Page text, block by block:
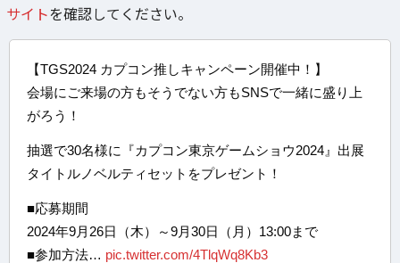
サイトを確認してください。
【TGS2024 カプコン推しキャンペーン開催中！】
会場にご来場の方もそうでない方もSNSで一緒に盛り上
がろう！
抽選で30名様に『カプコン東京ゲームショウ2024』出展
タイトルノベルティセットをプレゼント！
■応募期間
2024年9月26日（木）～9月30日（月）13:00まで
■参加方法… pic.twitter.com/4TlqWq8Kb3